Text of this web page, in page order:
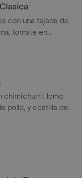
con una tajada de
tomate en
rodajas, lechuga y
chimichurri, lomo
pollo, y costilla de
2